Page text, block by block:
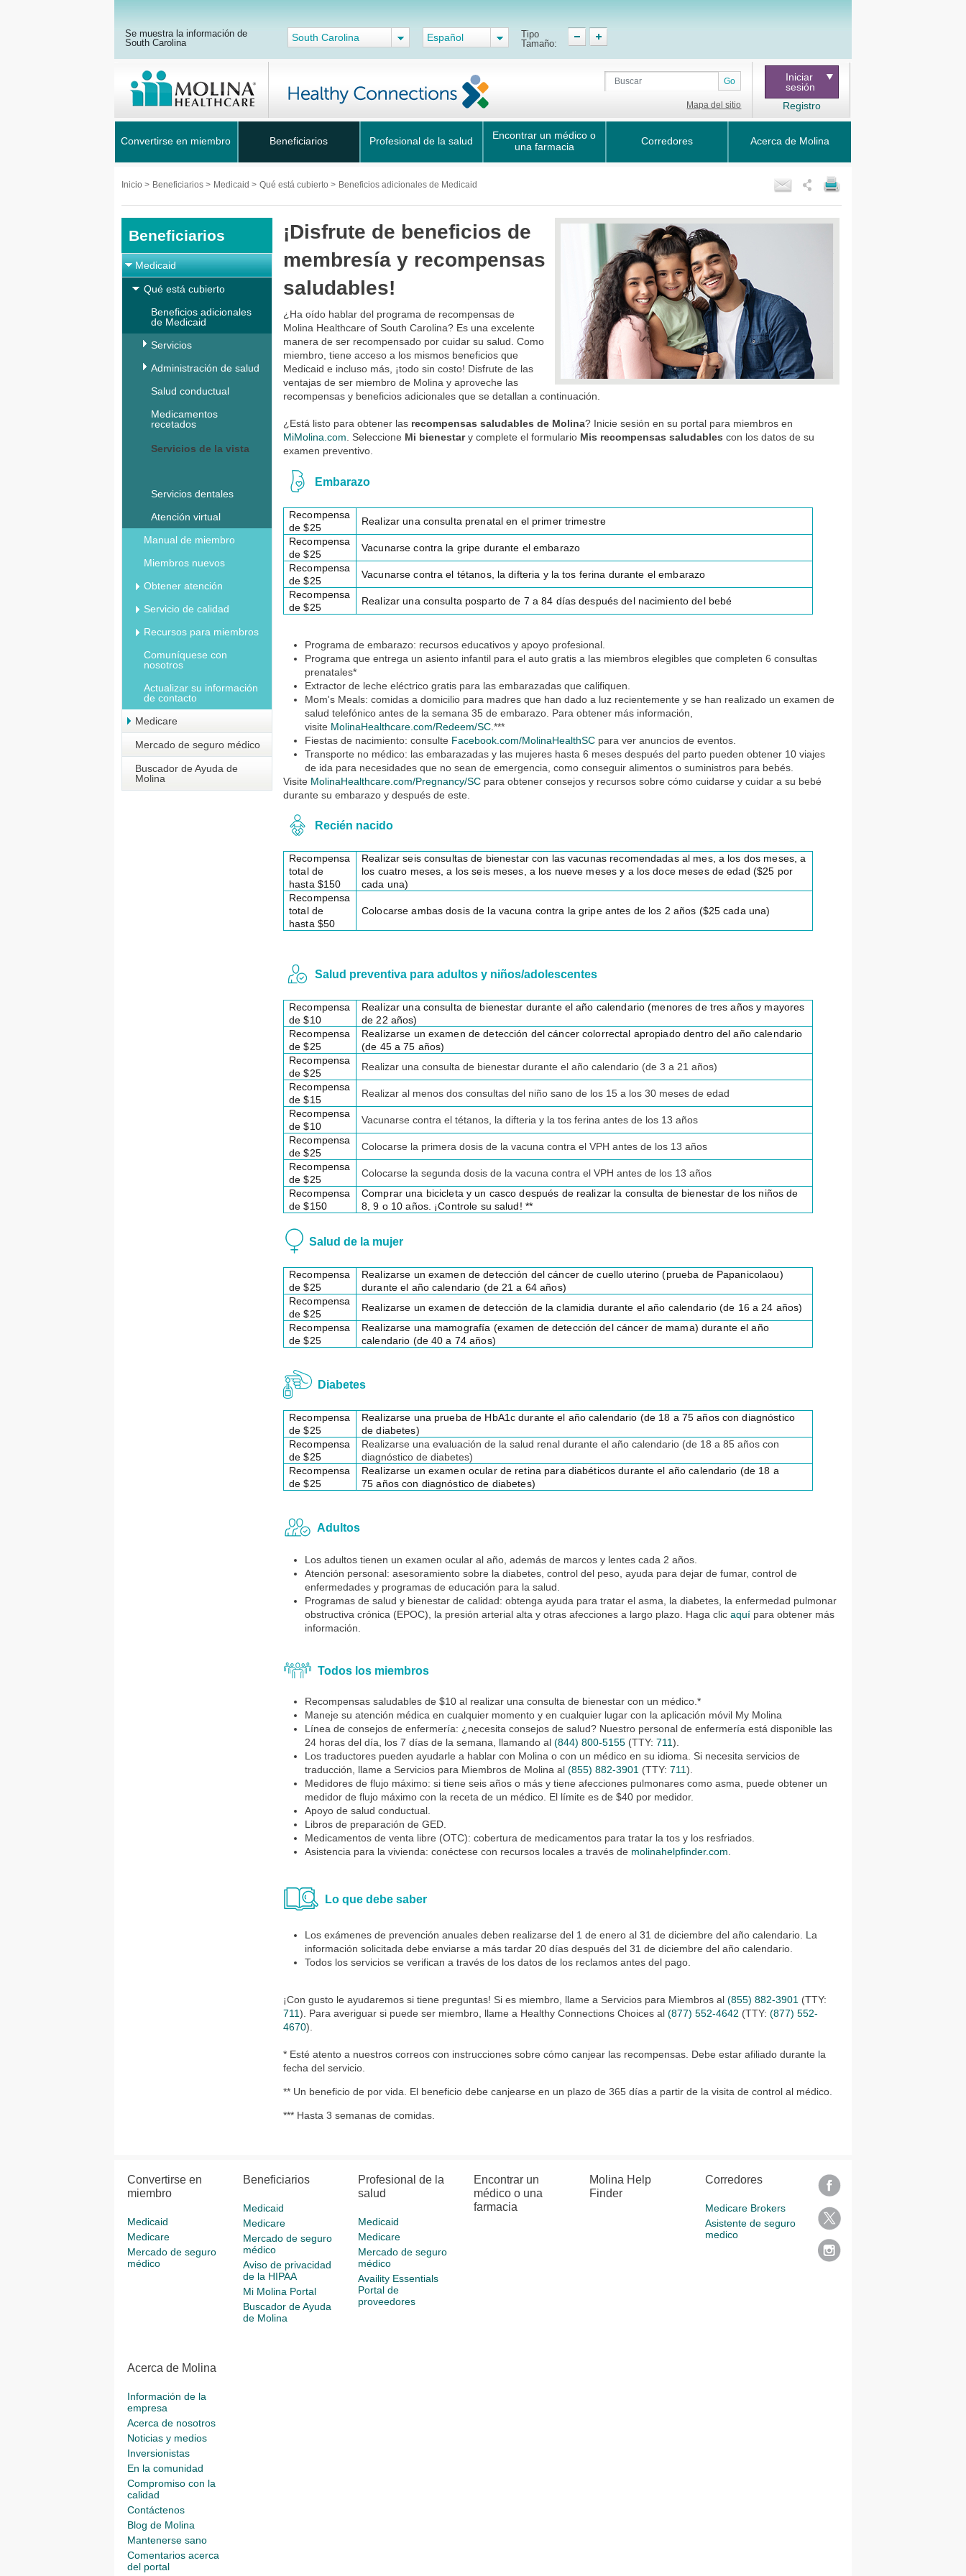
Se muestra la información de
South Carolina
South Carolina Español
Tipo
Tamaño:
Go
Mapa del sitio
Iniciar
sesión
Registro
Convertirse en miembro Beneficiarios Profesional de la salud
Encontrar un médico o
una farmacia
Corredores Acerca de Molina
Inicio > Beneficiarios > Medicaid > Qué está cubierto > Beneficios adicionales de Medicaid
Beneficiarios
Medicaid
Qué está cubierto
Beneficios adicionales
de Medicaid
Servicios
Administración de salud
Salud conductual
Medicamentos
recetados
Servicios de la vista
Servicios dentales
Atención virtual
Manual de miembro
Miembros nuevos
Obtener atención
Servicio de calidad
Recursos para miembros
Comuníquese con
nosotros
Actualizar su información
de contacto
Medicare
Mercado de seguro médico
Buscador de Ayuda de
Molina
¡Disfrute de beneficios de
membresía y recompensas
saludables!
¿Ha oído hablar del programa de recompensas de
Molina Healthcare of South Carolina? Es una excelente
manera de ser recompensado por cuidar su salud. Como
miembro, tiene acceso a los mismos beneficios que
Medicaid e incluso más, ¡todo sin costo! Disfrute de las
ventajas de ser miembro de Molina y aproveche las
recompensas y beneficios adicionales que se detallan a continuación.
¿ Está listo para obtener las recompensas saludables de Molina? Inicie sesión en su portal para miembros en
MiMolina.com
Seleccione Mi bienestary complete el formulario Mis recompensas saludables con los datos de su
examen preventivo.
Embarazo
Recompensa
de $25
Realizar una consulta prenatal en el primer trimestre
Recompensa
de $25
Vacunarse contra la gripe durante el embarazo
Recompensa
de $25
Vacunarse contra el tétanos, la difteria y la tos ferina durante el embarazo
Recompensa
de $25
Realizar una consulta posparto de 7 a 84 días después del nacimiento del bebé
Programa de embarazo: recursos educativos y apoyo profesional.
Programa que entrega un asiento infantil para el auto gratis a las miembros elegibles que completen 6 consultas
prenatales*
Extractor de leche eléctrico gratis para las embarazadas que califiquen.
Mom's Meals: comidas a domicilio para madres que han dado a luz recientemente y se han realizado un examen de
salud telefónico antes de la semana 35 de embarazo. Para obtener más información,
visite MolinaHealthcare.com/Redeem/SC .***
Fiestas de nacimiento: consulte Facebook.com/MolinaHealthSC para ver anuncios de eventos.
Transporte no médico: las embarazadas y las mujeres hasta 6 meses después del parto pueden obtener 10 viajes
de ida para necesidades que no sean de emergencia, como conseguir alimentos o suministros para bebés.
Visite MolinaHealthcare.com/Pregnancy/SC para obtener consejos y recursos sobre cómo cuidarse y cuidar a su bebé
durante su embarazo y después de este.
Recién nacido
Recompensa
total de
hasta $150
Realizar seis consultas de bienestar con las vacunas recomendadas al mes, a los dos meses, a
los cuatro meses, a los seis meses, a los nueve meses y a los doce meses de edad ($25 por
cada una)
Recompensa
total de
hasta $50
Colocarse ambas dosis de la vacuna contra la gripe antes de los 2 años ($25 cada una)
Salud preventiva para adultos y niños/adolescentes
Recompensa
de $10
Realizar una consulta de bienestar durante el año calendario (menores de tres años y mayores
de 22 años)
Recompensa
de $25
Realizarse un examen de detección del cáncer colorrectal apropiado dentro del año calendario
(de 45 a 75 años)
Recompensa
de $25
Realizar una consulta de bienestar durante el año calendario (de 3 a 21 años)
Recompensa
de $15
Realizar al menos dos consultas del niño sano de los 15 a los 30 meses de edad
Recompensa
de $10
Vacunarse contra el tétanos, la difteria y la tos ferina antes de los 13 años
Recompensa
de $25
Colocarse la primera dosis de la vacuna contra el VPH antes de los 13 años
Recompensa
de $25
Colocarse la segunda dosis de la vacuna contra el VPH antes de los 13 años
Recompensa
de $150
Comprar una bicicleta y un casco después de realizar la consulta de bienestar de los niños de
8, 9 o 10 años. ¡Controle su salud! **
Salud de la mujer
Recompensa
de $25
Realizarse un examen de detección del cáncer de cuello uterino (prueba de Papanicolaou)
durante el año calendario (de 21 a 64 años)
Recompensa
de $25
Realizarse un examen de detección de la clamidia durante el año calendario (de 16 a 24 años)
Recompensa
de $25
Realizarse una mamografía (examen de detección del cáncer de mama) durante el año
calendario (de 40 a 74 años)
Diabetes
Recompensa
de $25
Realizarse una prueba de HbA1c durante el año calendario (de 18 a 75 años con diagnóstico
de diabetes)
Recompensa
de $25
Realizarse una evaluación de la salud renal durante el año calendario (de 18 a 85 años con
diagnóstico de diabetes)
Recompensa
de $25
Realizarse un examen ocular de retina para diabéticos durante el año calendario (de 18 a
75 años con diagnóstico de diabetes)
Adultos
Los adultos tienen un examen ocular al año, además de marcos y lentes cada 2 años.
Atención personal: asesoramiento sobre la diabetes, control del peso, ayuda para dejar de fumar, control de
enfermedades y programas de educación para la salud.
Programas de salud y bienestar de calidad: obtenga ayuda para tratar el asma, la diabetes, la enfermedad pulmonar
obstructiva crónica (EPOC), la presión arterial alta y otras afecciones a largo plazo. Haga clicaquí para obtener más
información.
Todos los miembros
Recompensas saludables de $10 al realizar una consulta de bienestar con un médico.*
Maneje su atención médica en cualquier momento y en cualquier lugar con la aplicación móvil My Molina
Línea de consejos de enfermería: ¿necesita consejos de salud? Nuestro personal de enfermería está disponible las
24 horas del día, los 7 días de la semana, llamando al(844) 800-5155 (TTY:711).
Los traductores pueden ayudarle a hablar con Molina o con un médico en su idioma. Si necesita servicios de
traducción, llame a Servicios para Miembros de Molina al(855) 882-3901 (TTY:711).
Medidores de flujo máximo: si tiene seis años o más y tiene afecciones pulmonares como asma, puede obtener un
medidor de flujo máximo con la receta de un médico. El límite es de $40 por medidor.
Apoyo de salud conductual.
Libros de preparación de GED.
Medicamentos de venta libre (OTC): cobertura de medicamentos para tratar la tos y los resfriados.
Asistencia para la vivienda: conéctese con recursos locales a través de molinahelpfinder.com
Lo que debe saber
Los exámenes de prevención anuales deben realizarse del 1 de enero al 31 de diciembre del año calendario. La
información solicitada debe enviarse a más tardar 20 días después del 31 de diciembre del año calendario.
Todos los servicios se verifican a través de los datos de los reclamos antes del pago.
¡Con gusto le ayudaremos si tiene preguntas! Si es miembro, llame a Servicios para Miembros al(855) 882-3901 (TTY:
711). Para averiguar si puede ser miembro, llame a Healthy Connections Choices al(877) 552-4642 (TTY:(877) 552-
4670).
* Esté atento a nuestros correos con instrucciones sobre cómo canjear las recompensas. Debe estar afiliado durante la
fecha del servicio.
** Un beneficio de por vida. El beneficio debe canjearse en un plazo de 365 días a partir de la visita de control al médico.
*** Hasta 3 semanas de comidas.
Convertirse en
miembro
Medicaid
Medicare
Mercado de seguro
médico
Beneficiarios
Medicaid
Medicare
Mercado de seguro
médico
Aviso de privacidad
de la HIPAA
Mi Molina Portal
Buscador de Ayuda
de Molina
Profesional de la
salud
Medicaid
Medicare
Mercado de seguro
médico
Availity Essentials
Portal de
proveedores
Encontrar un
médico o una
farmacia
Molina Help
Finder
Corredores
Medicare Brokers
Asistente de seguro
medico
Acerca de Molina
Información de la
empresa
Acerca de nosotros
Noticias y medios
Inversionistas
En la comunidad
Compromiso con la
calidad
Contáctenos
Blog de Molina
Mantenerse sano
Comentarios acerca
del portal